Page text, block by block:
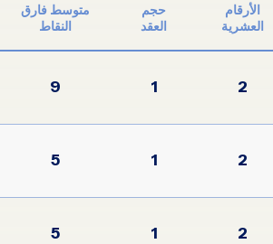
الأرقام
العشرية
حجم
العقد
متوسط فارق
النقاط
2
1
9
2
1
5
2
1
5